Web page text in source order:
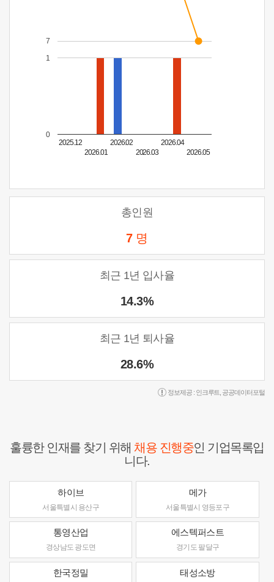
2025.12
2026.01
2026.02
2026.03
2026.04
2026.05
0
1
7
총인원
7 명
최근 1년 입사율
14.3%
최근 1년 퇴사율
28.6%
정보제공 : 인크루트 공공데이터포털
훌륭한 인재를 찾기 위해채용 진행중인 기업목록입
니다.
하이브
서울특별시 용산구
메가
서울특별시 영등포구
통영산업
경상남도 광도면
에스텍퍼스트
경기도 팔달구
한국정밀 태성소방